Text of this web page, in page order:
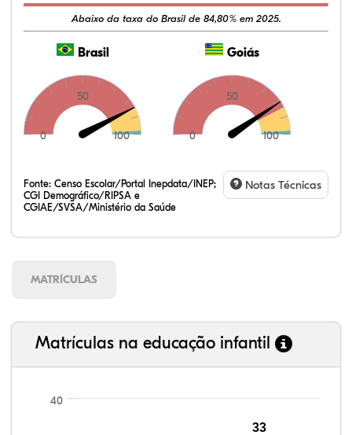
Abaixo da taxa do Brasil de 84,80% em 2025.
Brasil
0
50
100
Goiás
0
50
100
Fonte: Censo Escolar/Portal Inepdata/INEP;
CGI Demográfico/RIPSA e
CGIAE/SVSA/Ministério da Saúde
Notas Técnicas
MATRÍCULAS
Matrículas na educação infantil
40
33